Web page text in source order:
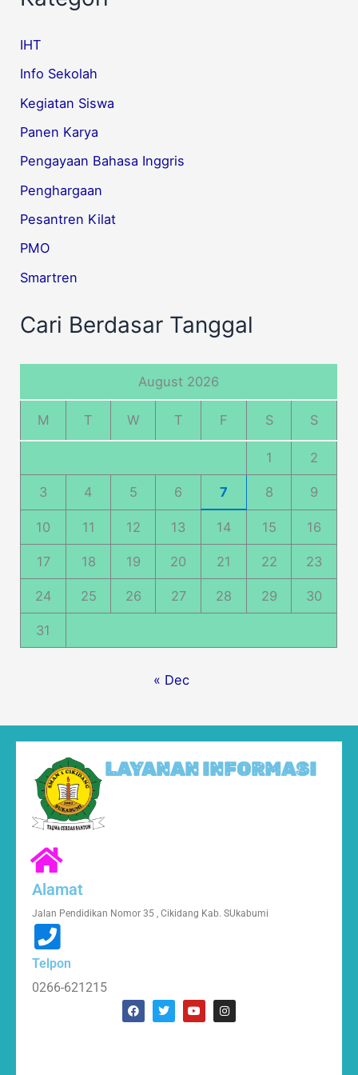
IHT
Info Sekolah
Kegiatan Siswa
Panen Karya
Pengayaan Bahasa Inggris
Penghargaan
Pesantren Kilat
PMO
Smartren
Cari Berdasar Tanggal
August 2026
M T W T F S S
1 2
3 4 5 6 7 8 9
10 11 12 13 14 15 16
17 18 19 20 21 22 23
24 25 26 27 28 29 30
31
« Dec
LAYANAN INFORMASI
Alamat
Jalan Pendidikan Nomor 35 , Cikidang Kab. SUkabumi
Telpon
0266-621215
F
a
c
T
w
i
Y
o
u
I
n
s